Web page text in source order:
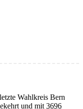
Wahlkreis Bern
und mit 3696